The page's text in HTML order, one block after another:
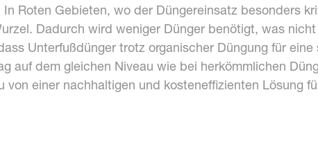
Roten Gebieten, wo der Düngereinsatz besonders
Dadurch wird weniger Dünger benötigt, was
Unterfußdünger trotz organischer Düngung für
auf dem gleichen Niveau wie bei herkömmlichen
einer nachhaltigen und kosteneffizienten Lösung